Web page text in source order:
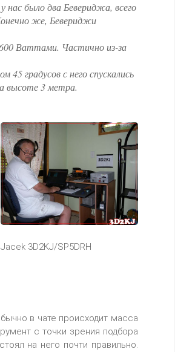
было два Бевериджа, всего
же, Бевериджи
600 Ваттами. Частично из-за
градусов с него спускались
высоте 3 метра.
Jacek 3D2KJ/SP5DRH
в чате происходит масса
с точки зрения подбора
на него почти правильно.